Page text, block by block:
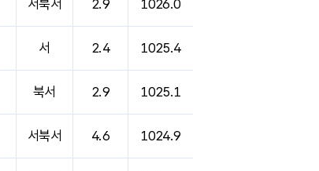
서북서 2.9 1026.0
서 2.4 1025.4
북서 2.9 1025.1
서북서 4.6 1024.9